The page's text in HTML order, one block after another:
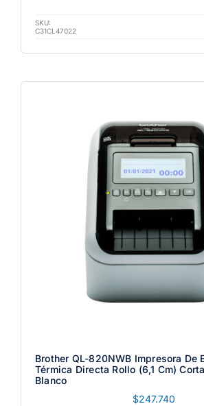
SKU:
C31CL47022
Brother QL-820NWB Impresora De
Térmica Directa Rollo (6,1 Cm)
Blanco
$247.740